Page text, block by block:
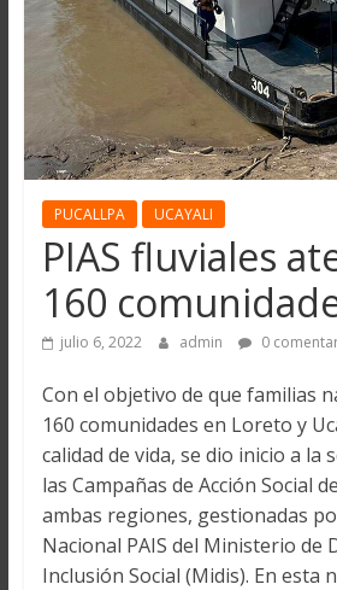
PUCALLPA UCAYALI
PIAS fluviales
160
julio 6, 2022 admin 0
Con el objetivo de que familias
160 comunidades en Loreto y
calidad de vida, se dio inicio a la
las Campañas de Acción Social
ambas regiones, gestionadas
Nacional PAIS del Ministerio de
Inclusión Social (Midis). En esta